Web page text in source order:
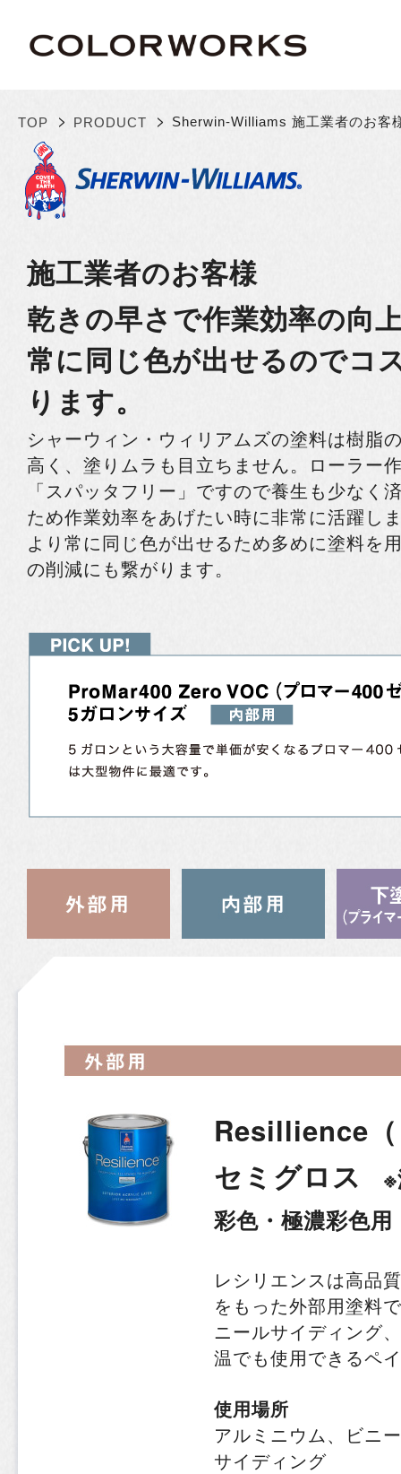
TOP > PRODUCT > Sherwin-Williams 施工業者のお客
施工業者のお客様
乾きの早さで作業効率の向
常に同じ色が出せるのでコ
ります。
シャーウィン・ウィリアムズの塗料は樹脂
高く、塗りムラも目立ちません。ローラー
「スパッタフリー」ですので養生も少なく
ため作業効率をあげたい時に非常に活躍し
より常に同じ色が出せるため多めに塗料を
の削減にも繋がります。
Resillience
セミグロス
※
彩色・極濃彩色用
レシリエンスは高品
をもった外部用塗料
ニールサイディング
温でも使用できるペ
使用場所
アルミニウム、ビニ
サイディング